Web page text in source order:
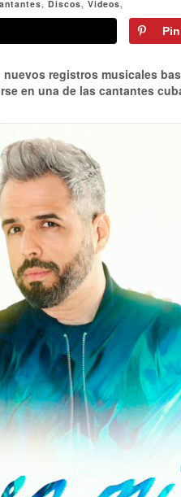
, Discos, Videos,
Pin
registros musicales
en una de las cantantes